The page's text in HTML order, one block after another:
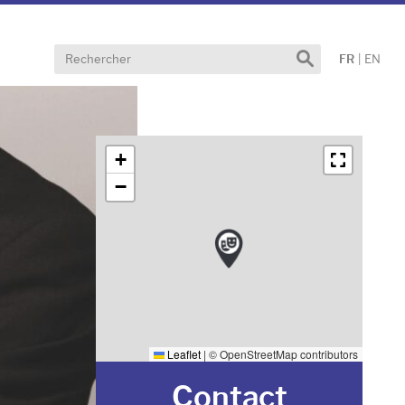
Effectuer
FR | EN
+
−
Leaflet | © OpenStreetMap contributors
Contact